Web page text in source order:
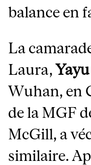
balance en
La
Laura,
Wuhan, en
de la MGF
McGill, a
similaire.